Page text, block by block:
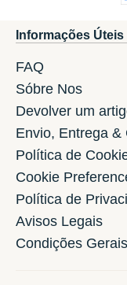
Informações Úteis
FAQ
Sóbre Nos
Devolver um
Envio, Entrega &
Política de
Cookie
Política de
Avisos Legais
Condições